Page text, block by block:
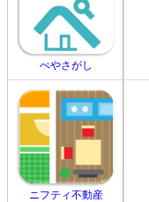
ぺやさがし
ニフティ不動産